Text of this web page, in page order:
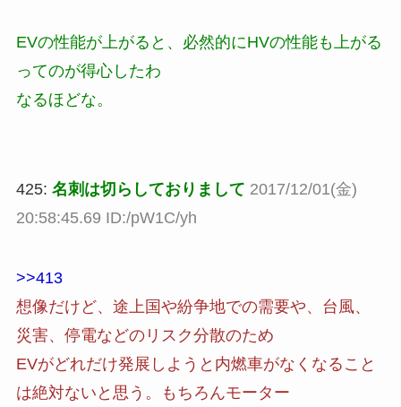
EVの性能が上がると、必然的にHVの性能も上がる
ってのが得心したわ
なるほどな。
425: 名刺は切らしておりまして 2017/12/01(金)
20:58:45.69 ID:/pW1C/yh
>>413
想像だけど、途上国や紛争地での需要や、台風、
災害、停電などのリスク分散のため
EVがどれだけ発展しようと内燃車がなくなること
は絶対ないと思う。もちろんモーター